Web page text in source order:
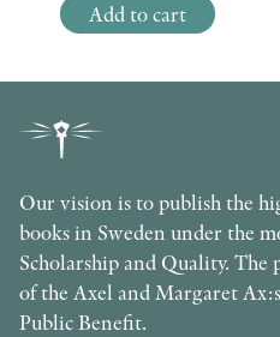
Add to cart
Our vision is to publish the
books in Sweden under the
Scholarship and Quality.
of the Axel and Margaret
Public Benefit.